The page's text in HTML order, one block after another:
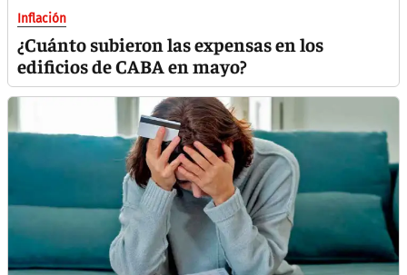
Inflación
¿Cuánto subieron las expensas en los
edificios de CABA en mayo?